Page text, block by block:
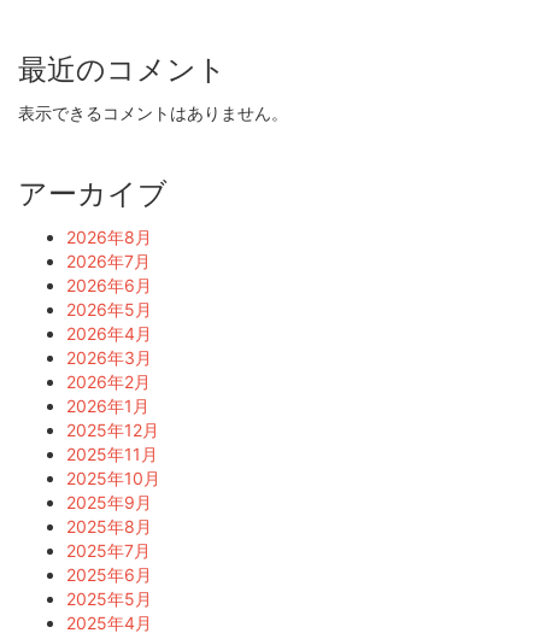
最近のコメント
表示できるコメントはありません。
アーカイブ
2026年8月
2026年7月
2026年6月
2026年5月
2026年4月
2026年3月
2026年2月
2026年1月
2025年12月
2025年11月
2025年10月
2025年9月
2025年8月
2025年7月
2025年6月
2025年5月
2025年4月